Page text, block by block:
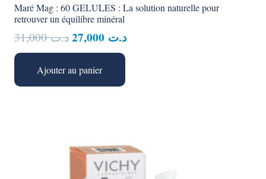
Maré Mag : 60 GELULES : La solution naturelle pour
retrouver un équilibre minéral
د.ت31,000
Le
prix
initial
était :
د.تLe
Ajouter au panier